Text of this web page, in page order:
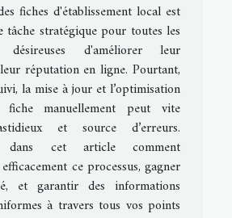
fiches d'établissement local est
tâche stratégique pour toutes les
désireuses d'améliorer leur
réputation en ligne. Pourtant,
la mise à jour et l’optimisation
fiche manuellement peut vite
et source d’erreurs.
dans cet article comment
ce processus, gagner
et garantir des informations
à travers tous vos points